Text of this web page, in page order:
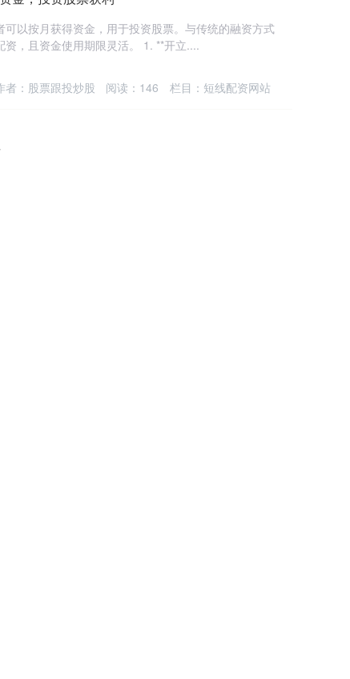
以按月获得资金，用于投资股票。与传统的融资方式
，且资金使用期限灵活。 1. **开立....
者：股票跟投炒股 阅读： 146 栏目： 短线配资网站